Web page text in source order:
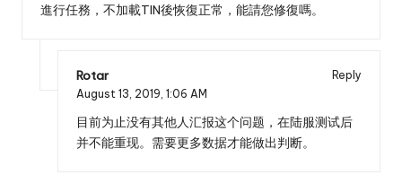
進行任務，不加載TIN後恢復正常，能請您修復嗎。
Rotar
Reply
August 13, 2019, 1:06 AM
目前为止没有其他人汇报这个问题，在陆服测试后
并不能重现。需要更多数据才能做出判断。